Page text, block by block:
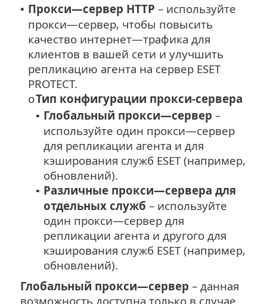
• Прокси—сервер HTTP – используйте
прокси—сервер, чтобы повысить
качество интернет—трафика для
клиентов в вашей сети и улучшить
репликацию агента на сервер ESET
PROTECT.
oТип конфигурации прокси-сервера
▪ Глобальный прокси—сервер –
используйте один прокси—сервер
для репликации агента и для
кэширования служб ESET (например,
обновлений).
▪ Различные прокси—сервера для
отдельных служб – используйте
один прокси—сервер для
репликации агента и другого для
кэширования служб ESET (например,
обновлений).
Глобальный прокси—сервер – данная
возможность доступна только в случае